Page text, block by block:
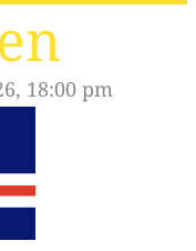
18:00 pm